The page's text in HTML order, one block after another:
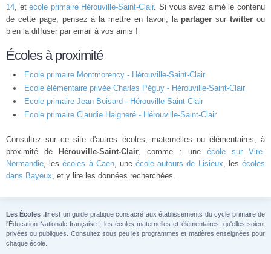
14, etécole primaire Hérouville-Saint-Clair. Si vous avez aimé le contenu
de cette page, pensez à la mettre en favori, la partager surtwitter ou
bien la diffuser par email à vos amis !
Écoles à proximité
Ecole primaire Montmorency - Hérouville-Saint-Clair
Ecole élémentaire privée Charles Péguy - Hérouville-Saint-Clair
Ecole primaire Jean Boisard - Hérouville-Saint-Clair
Ecole primaire Claudie Haigneré - Hérouville-Saint-Clair
Consultez sur ce site d'autres écoles, maternelles ou élémentaires, à
proximité de
Hérouville-Saint-Clair, comme : une école sur Vire-
Normandie, lesécoles à Caen, uneécole autours de Lisieux, lesécoles
dans Bayeux, et y lire les données recherchées.
Les Écoles .frest un guide pratique consacré aux établissements du cycle primaire de
l'Éducation Nationale française : les écoles maternelles et élémentaires, qu'elles soient
privées ou publiques. Consultez sous peu les programmes et matières enseignées pour
chaque école.